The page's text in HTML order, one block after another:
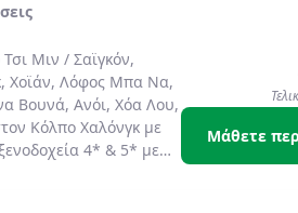
Τσι Μιν / Σαϊγκόν,
, Χοϊάν, Λόφος Μπα Να,
Βουνά, Ανόι, Χόα Λου,
Κόλπο Χαλόνγκμε
4* & 5* με
Μάθετε